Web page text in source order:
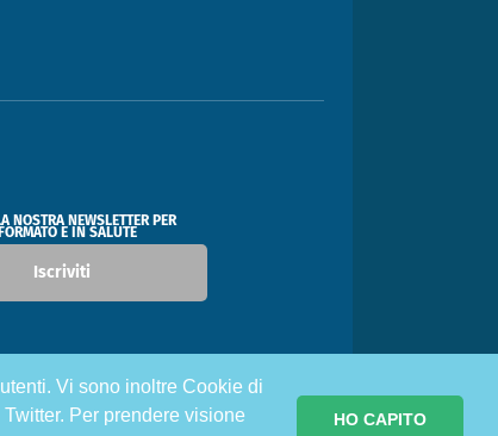
Vi sono inoltre Cookie di
Per prendere visione
HO CAPITO
NOSTRA NEWSLETTER PER
E IN SALUTE
Iscriviti